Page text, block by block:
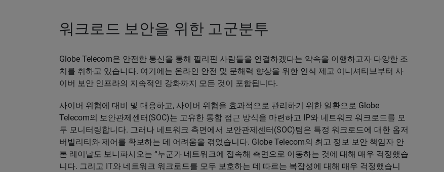
워크로드 보안을 위한 고군분투
Globe Telecom은 안전한 통신을 통해 필리핀 사람들을 연결하겠다는 약속을 이행하고자 다양한 조
치를 취하고 있습니다. 여기에는 온라인 안전 및 문해력 향상을 위한 인식 제고 이니셔티브부터 사
이버 보안 인프라의 지속적인 강화까지 모든 것이 포함됩니다.
사이버 위협에 대비 및 대응하고, 사이버 위협을 효과적으로 관리하기 위한 일환으로 Globe
Telecom의 보안관제센터(SOC)는 고유한 통합 접근 방식을 마련하고 IP와 네트워크 워크로드를 모
두 모니터링합니다. 그러나 네트워크 측면에서 보안관제센터(SOC)팀은 특정 워크로드에 대한 옵저
버빌리티와 제어를 확보하는 데 어려움을 겪었습니다. Globe Telecom의 최고 정보 보안 책임자 안
톤 레이날도 보니파시오는 “누군가 네트워크에 접속해 측면으로 이동하는 것에 대해 매우 걱정했습
니다. 그리고 IT와 네트워크 워크로드를 모두 보호하는 데 따르는 복잡성에 대해 매우 걱정했습니